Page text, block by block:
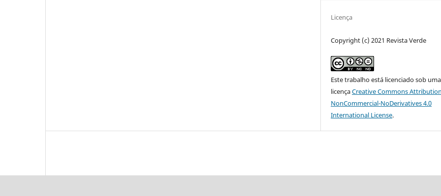
Licença
Copyright (c) 2021 Revista Verde
Este trabalho está licenciado sob uma
licençaCreative Commons
NonCommercial-NoDerivatives 4.0
International License.